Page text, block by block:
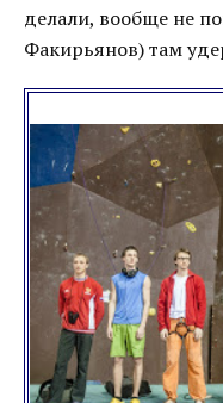
делали, вообще не
Факирьянов) там